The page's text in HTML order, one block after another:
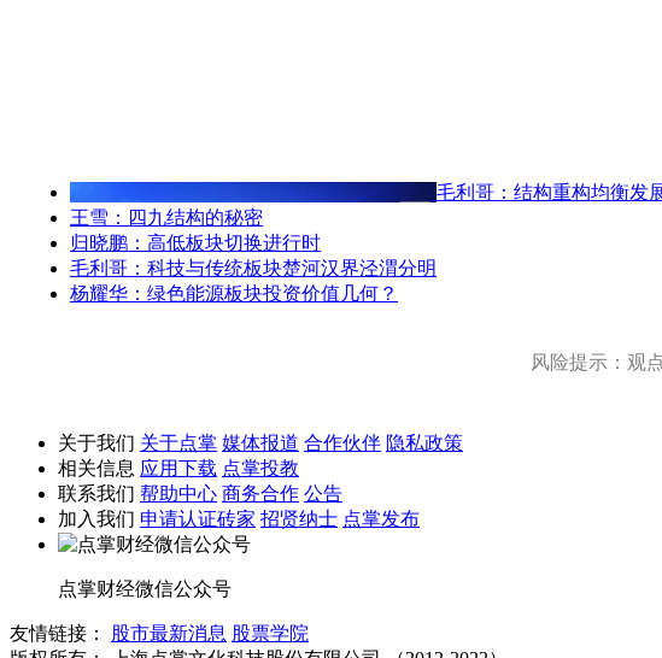
毛利哥：结构重构均衡发
王雪：四九结构的秘密
归晓鹏：高低板块切换进行时
毛利哥：科技与传统板块楚河汉界泾渭分明
杨耀华：绿色能源板块投资价值几何？
风险提示：观
关于我们 关于点掌 媒体报道 合作伙伴 隐私政策
相关信息 应用下载 点掌投教
联系我们 帮助中心 商务合作 公告
加入我们 申请认证砖家 招贤纳士 点掌发布
点掌财经微信公众号
友情链接： 股市最新消息 股票学院